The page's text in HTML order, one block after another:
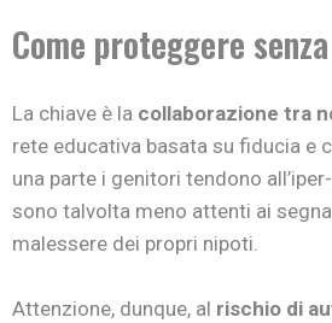
Come proteggere
La chiave è la collaborazione tra
rete educativa basata su fiducia e
una parte i genitori tendono
sono talvolta meno attenti ai
malessere dei propri nipoti.
Attenzione, dunque, al rischio di